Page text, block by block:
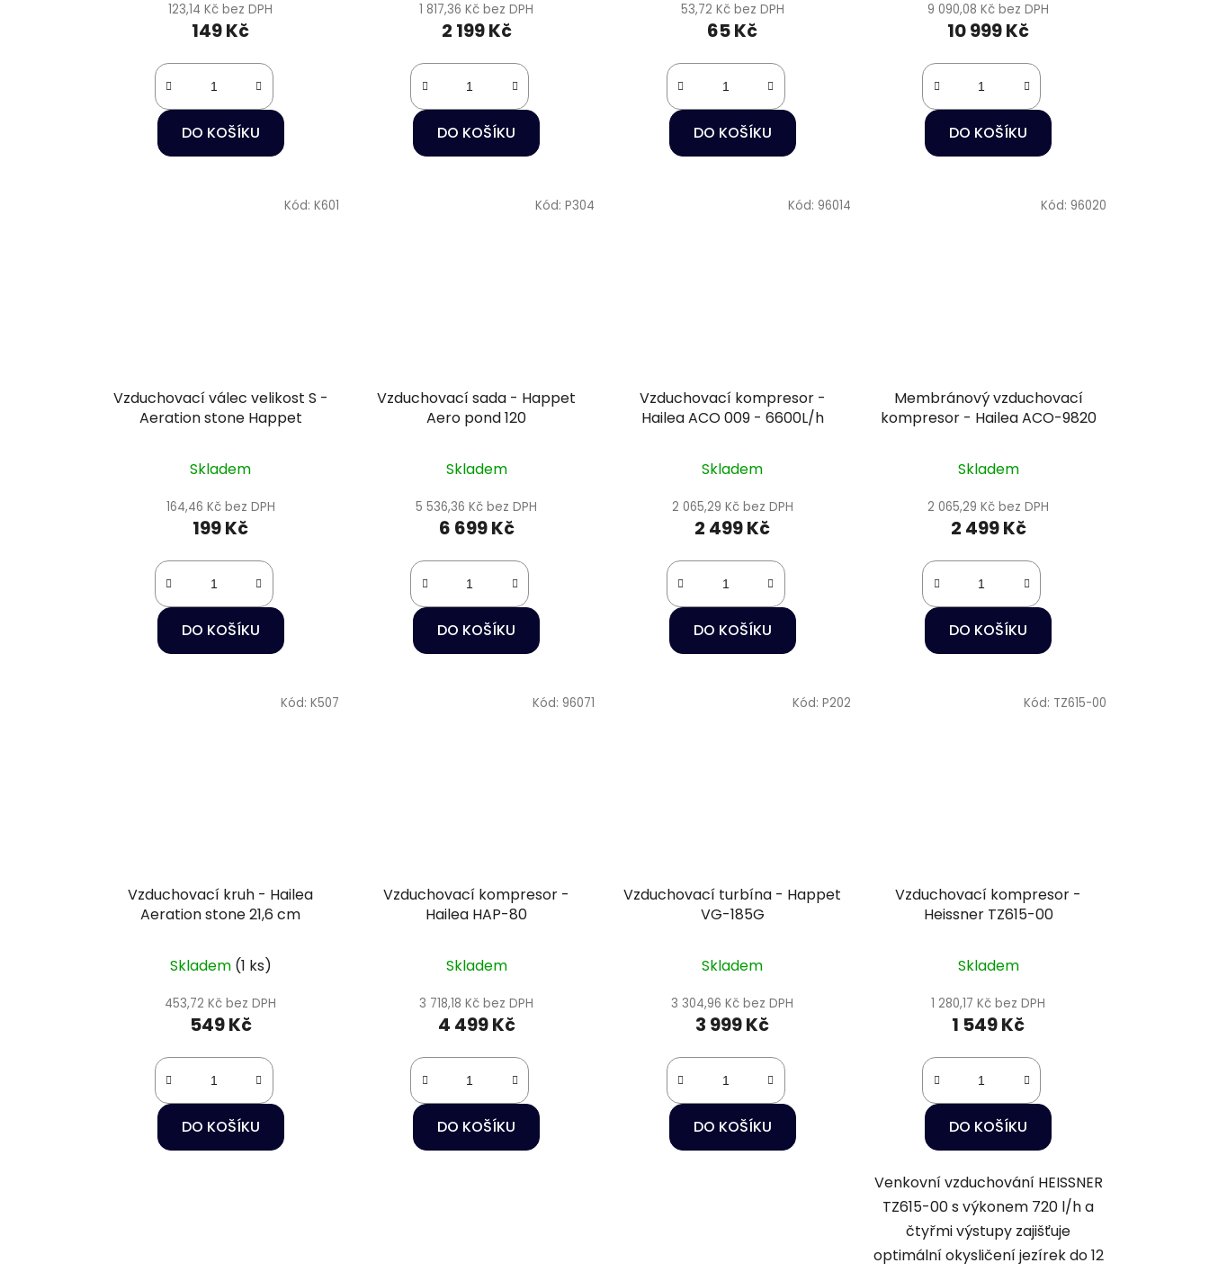
123,14 Kč bez DPH
149 Kč
DO KOŠÍKU
1 817,36 Kč bez DPH
2 199 Kč
DO KOŠÍKU
53,72 Kč bez DPH
65 Kč
DO KOŠÍKU
9 090,08 Kč bez DPH
10 999 Kč
DO KOŠÍKU
Vzduchovací válec velikost S -
Aeration stone Happet
Skladem
164,46 Kč bez DPH
199 Kč
DO KOŠÍKU
Kód: K601
Vzduchovací sada - Happet
Aero pond 120
Skladem
5 536,36 Kč bez DPH
6 699 Kč
DO KOŠÍKU
Kód: P304
Vzduchovací kompresor -
Hailea ACO 009 - 6600L/h
Skladem
2 065,29 Kč bez DPH
2 499 Kč
DO KOŠÍKU
Kód: 96014
Membránový vzduchovací
kompresor - Hailea ACO-9820
Skladem
2 065,29 Kč bez DPH
2 499 Kč
DO KOŠÍKU
Kód: 96020
Vzduchovací kruh - Hailea
Aeration stone 21,6 cm
Skladem (1 ks)
453,72 Kč bez DPH
549 Kč
DO KOŠÍKU
Kód: K507
Vzduchovací kompresor -
Hailea HAP-80
Skladem
3 718,18 Kč bez DPH
4 499 Kč
DO KOŠÍKU
Kód: 96071
Vzduchovací turbína - Happet
VG-185G
Skladem
3 304,96 Kč bez DPH
3 999 Kč
DO KOŠÍKU
Kód: P202
Vzduchovací kompresor -
Heissner TZ615-00
Skladem
1 280,17 Kč bez DPH
1 549 Kč
DO KOŠÍKU
Venkovní vzduchování HEISSNER
TZ615-00 s výkonem 720 l/h a
čtyřmi výstupy zajišťuje
optimální okysličení jezírek do 12
Kód: TZ615-00